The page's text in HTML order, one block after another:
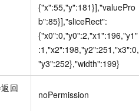
{"x":55,"y":181}],"valuePro
b":85}],"sliceRect":
{"x0":0,"y0":2,"x1":196,"y1"
:1,"x2":198,"y2":251,"x3":0,
"y3":252},"width":199}
回
noPermission